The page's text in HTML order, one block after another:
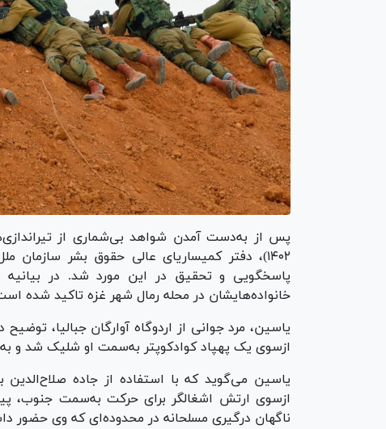
خانواده‌هایشان در محله رمال شهر غزه تاکید شده
ازسوی یک پهپاد کوادکوپتر به‌سمت او شلیک شد و
یاسین می‌گوید که با استفاده از جاده
ازسوی ارتش اشغالگر برای حرکت به‌سمت جنوب،
ناگهان درگیری مسلحانه در محدوده‌ای که وی حضور